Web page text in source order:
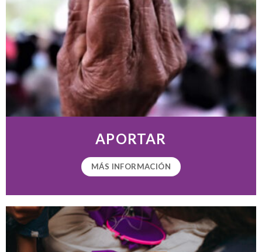
APORTAR
MÁS INFORMACIÓN